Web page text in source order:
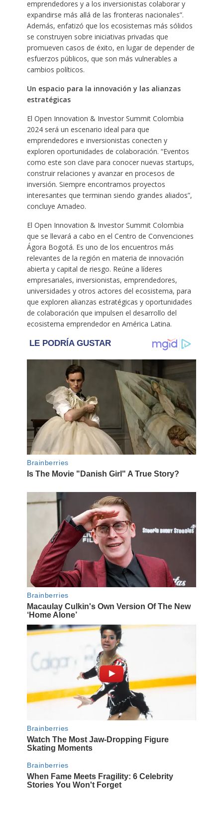
emprendedores y a los inversionistas colaborar y
expandirse más allá de las fronteras nacionales”.
Además, enfatizó que los ecosistemas más sólidos
se construyen sobre iniciativas privadas que
promueven casos de éxito, en lugar de depender de
esfuerzos públicos, que son más vulnerables a
cambios políticos.
Un espacio para la innovación y las alianzas
estratégicas
El Open Innovation & Investor Summit Colombia
2024 será un escenario ideal para que
emprendedores e inversionistas conecten y
exploren oportunidades de colaboración. “Eventos
como este son clave para conocer nuevas startups,
construir relaciones y avanzar en procesos de
inversión. Siempre encontramos proyectos
interesantes que terminan siendo grandes aliados”,
concluye Amadeo.
El Open Innovation & Investor Summit Colombia
que se llevará a cabo en el Centro de Convenciones
Ágora Bogotá. Es uno de los encuentros más
relevantes de la región en materia de innovación
abierta y capital de riesgo. Reúne a líderes
empresariales, inversionistas, emprendedores,
universidades y otros actores del ecosistema, para
que exploren alianzas estratégicas y oportunidades
de colaboración que impulsen el desarrollo del
ecosistema emprendedor en América Latina.